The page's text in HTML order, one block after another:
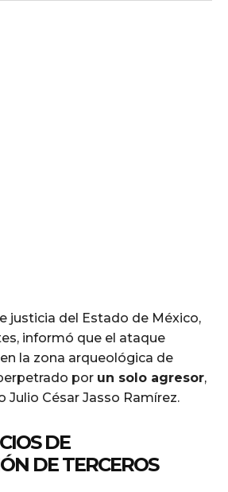
justicia del Estado de México,
informó que el ataque
la zona arqueológica de
por un solo agresor,
César Jasso Ramírez.
DE
DE TERCEROS